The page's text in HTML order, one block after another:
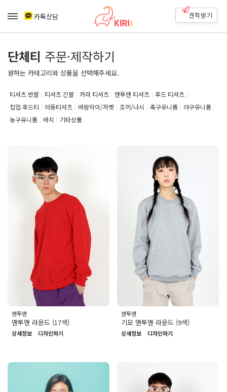
카톡상담 견적받기
단체티 주문·제작하기
원하는 카테고리와 상품을 선택해주세요.
티셔츠 반팔 티셔츠 긴팔 카라 티셔츠 맨투맨 티셔츠
후드 티셔츠
집업 후드티
아동티셔츠 바람막이/자켓 조끼/나시 축구유니폼
야구유니폼
농구유니폼
바지 기타상품
맨투맨
맨투맨 라운드 (17색)
상세정보 디자인하기
맨투맨
기모 맨투맨 라운드 (9색)
상세정보 디자인하기